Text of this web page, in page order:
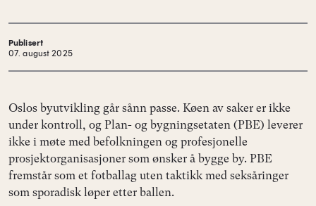
Publisert
07. august 2025
Oslos byutvikling går sånn passe. Køen av saker er ikke
under kontroll, og Plan- og bygningsetaten (PBE) leverer
ikke i møte med befolkningen og profesjonelle
prosjektorganisasjoner som ønsker å bygge by. PBE
fremstår som et fotballag uten taktikk med seksåringer
som sporadisk løper etter ballen.